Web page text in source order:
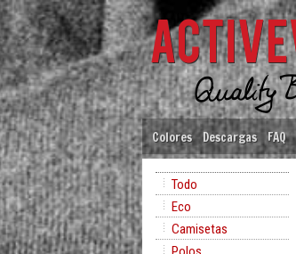
Colores Descargas FAQ
Todo
Eco
Camisetas